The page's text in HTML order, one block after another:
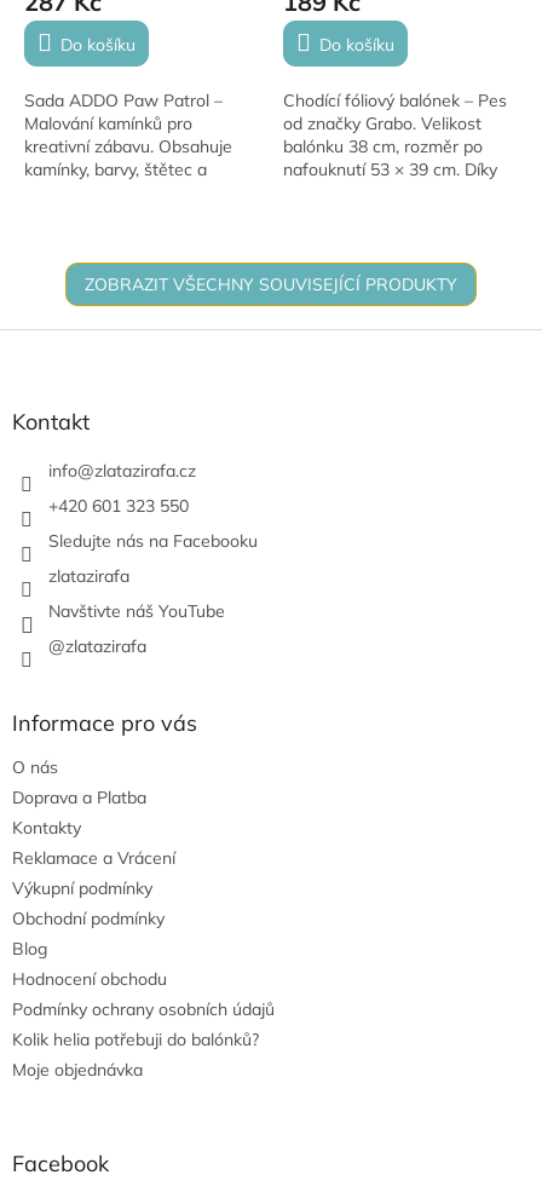
Do košíku
Sada ADDO Paw Patrol –
Malování kamínků pro
kreativní zábavu. Obsahuje
kamínky, barvy, štětec a
Do košíku
Chodící fóliový balónek – Pes
od značky Grabo. Velikost
balónku 38 cm, rozměr po
nafouknutí 53 × 39 cm. Díky
ZOBRAZIT VŠECHNY SOUVISEJÍCÍ PRODUKTY
Z
Kontakt
info@zlatazirafa.cz
+420 601 323 550
Sledujte nás na Facebooku
zlatazirafa
Navštivte náš YouTube
@zlatazirafa
Informace pro vás
O nás
Doprava a Platba
Kontakty
Reklamace a Vrácení
Výkupní podmínky
Obchodní podmínky
Blog
Hodnocení obchodu
Podmínky ochrany osobních údajů
Kolik helia potřebuji do balónků?
Moje objednávka
Facebook